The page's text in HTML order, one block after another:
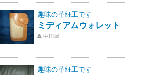
趣味の革細工です
ミディアムウォレット
中田屋
趣味の革細工です